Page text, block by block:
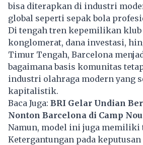
bisa diterapkan di industri
global seperti sepak bola
Di tengah tren kepemilikan klub
konglomerat, dana investasi,
Timur Tengah, Barcelona
bagaimana basis komunitas
industri olahraga modern yang
kapitalistik.
Baca Juga: BRI Gelar Undian
Nonton Barcelona di Camp Nou
Namun, model ini juga memiliki
Ketergantungan pada